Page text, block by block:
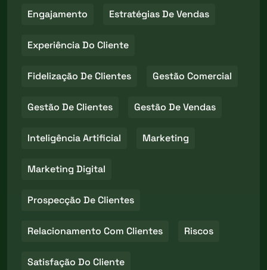
Engajamento Estratégias De Vendas
Experiência Do Cliente
Fidelização De Clientes Gestão Comercial
Gestão De Clientes Gestão De Vendas
Inteligência Artificial Marketing
Marketing Digital
Prospecção De Clientes
Relacionamento Com Clientes Riscos
Satisfação Do Cliente